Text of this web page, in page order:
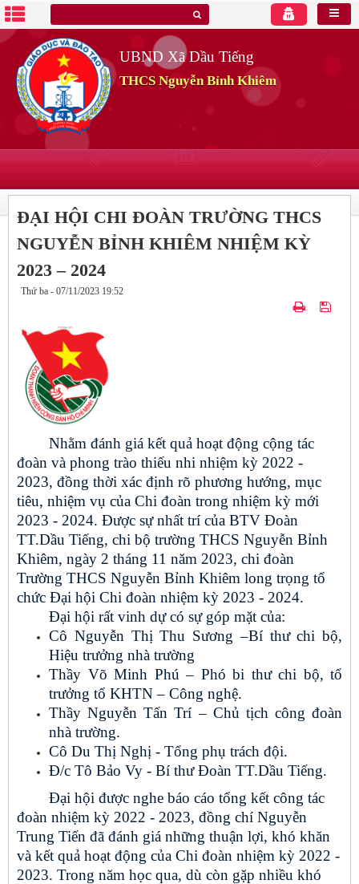
UBND Xã Dầu Tiếng
THCS Nguyễn Bỉnh Khiêm
ĐẠI HỘI CHI ĐOÀN TRƯỜNG THCS
NGUYỄN BỈNH KHIÊM NHIỆM KỲ
2023 – 2024
Thứ ba - 07/11/2023 19:52
Nhằm đánh giá kết quả hoạt động cộng tác
đoàn và phong trào thiếu nhi nhiệm kỳ 2022 -
2023, đồng thời xác định rõ phương hướng, mục
tiêu, nhiệm vụ của Chi đoàn trong nhiệm kỳ mới
2023 - 2024. Được sự nhất trí của BTV Đoàn
TT.Dầu Tiếng, chi bộ trường THCS Nguyễn Bỉnh
Khiêm, ngày 2 tháng 11 năm 2023, chi đoàn
Trường THCS Nguyễn Bỉnh Khiêm long trọng tổ
chức Đại hội Chi đoàn nhiệm kỳ 2023 - 2024.
Đại hội rất vinh dự có sự góp mặt của:
Cô Nguyễn Thị Thu Sương –Bí thư chi bộ,
Hiệu trưởng nhà trường
Thầy Võ Minh Phú – Phó bi thư chi bộ, tổ
trưởng tổ KHTN – Công nghệ.
Thầy Nguyễn Tấn Trí – Chủ tịch công đoàn
nhà trường.
Cô Du Thị Nghị - Tổng phụ trách đội.
Đ/c Tô Bảo Vy - Bí thư Đoàn TT.Dầu Tiếng.
Đại hội được nghe báo cáo tổng kết công tác
đoàn nhiệm kỳ 2022 - 2023, đồng chí Nguyễn
Trung Tiến đã đánh giá những thuận lợi, khó khăn
và kết quả hoạt động của Chi đoàn nhiệm kỳ 2022 -
2023. Trong năm học qua, dù còn gặp nhiều khó